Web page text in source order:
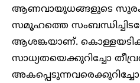
ആണവായുധങ്ങളുടെ
സമൂഹത്തെ
ആശങ്കയാണ്.
സാധ്യതയെക്കുറിച്ചോ